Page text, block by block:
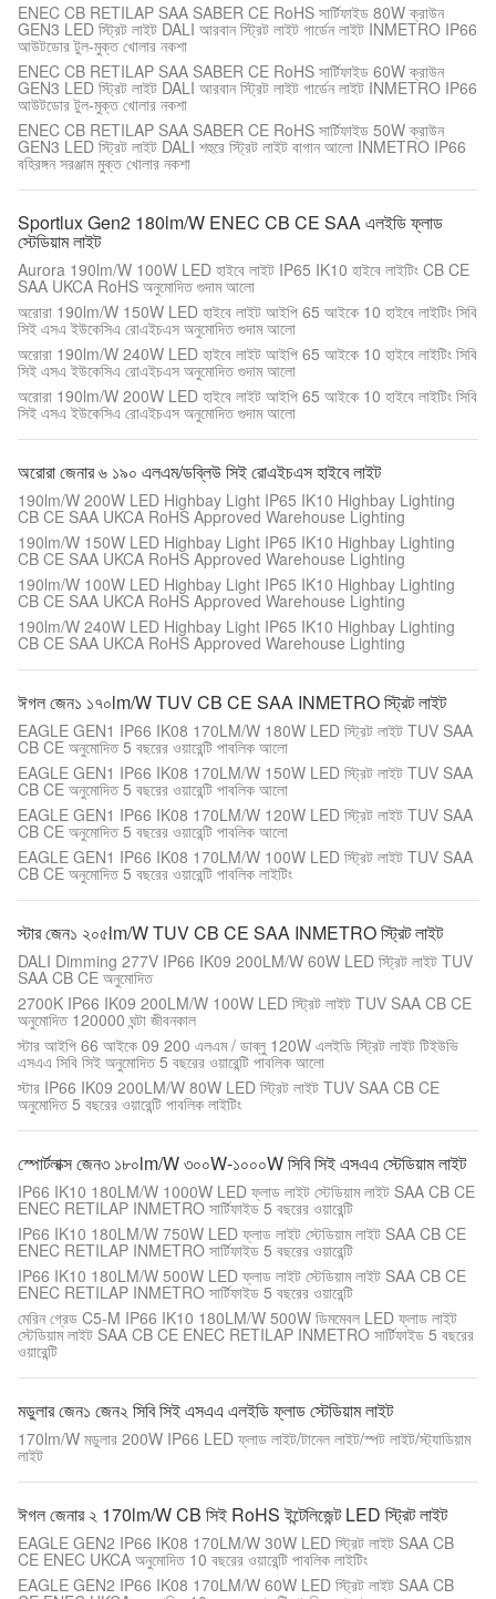
ENEC CB RETILAP SAA SABER CE RoHS সার্টিফাইড 80W ক্রাউন
GEN3 LED স্ট্রিট লাইট DALI আরবান স্ট্রিট লাইট গার্ডেন লাইট INMETRO IP66
আউটডোর টুল-মুক্ত খোলার নকশা
ENEC CB RETILAP SAA SABER CE RoHS সার্টিফাইড 60W ক্রাউন
GEN3 LED স্ট্রিট লাইট DALI আরবান স্ট্রিট লাইট গার্ডেন লাইট INMETRO IP66
আউটডোর টুল-মুক্ত খোলার নকশা
ENEC CB RETILAP SAA SABER CE RoHS সার্টিফাইড 50W ক্রাউন
GEN3 LED স্ট্রিট লাইট DALI শহুরে স্ট্রিট লাইট বাগান আলো INMETRO IP66
বহিরঙ্গন সরঞ্জাম মুক্ত খোলার নকশা
Sportlux Gen2 180lm/W ENEC CB CE SAA এলইডি ফ্লাড
স্টেডিয়াম লাইট
Aurora 190lm/W 100W LED হাইবে লাইট IP65 IK10 হাইবে লাইটিং CB CE
SAA UKCA RoHS অনুমোদিত গুদাম আলো
অরোরা 190lm/W 150W LED হাইবে লাইট আইপি 65 আইকে 10 হাইবে লাইটিং সিবি
সিই এসএ ইউকেসিএ রোএইচএস অনুমোদিত গুদাম আলো
অরোরা 190lm/W 240W LED হাইবে লাইট আইপি 65 আইকে 10 হাইবে লাইটিং সিবি
সিই এসএ ইউকেসিএ রোএইচএস অনুমোদিত গুদাম আলো
অরোরা 190lm/W 200W LED হাইবে লাইট আইপি 65 আইকে 10 হাইবে লাইটিং সিবি
সিই এসএ ইউকেসিএ রোএইচএস অনুমোদিত গুদাম আলো
অরোরা জেনার ৬ ১৯০ এলএম/ডব্লিউ সিই রোএইচএস হাইবে লাইট
190lm/W 200W LED Highbay Light IP65 IK10 Highbay Lighting
CB CE SAA UKCA RoHS Approved Warehouse Lighting
190lm/W 150W LED Highbay Light IP65 IK10 Highbay Lighting
CB CE SAA UKCA RoHS Approved Warehouse Lighting
190lm/W 100W LED Highbay Light IP65 IK10 Highbay Lighting
CB CE SAA UKCA RoHS Approved Warehouse Lighting
190lm/W 240W LED Highbay Light IP65 IK10 Highbay Lighting
CB CE SAA UKCA RoHS Approved Warehouse Lighting
ঈগল জেন১ ১৭০lm/W TUV CB CE SAA INMETRO স্ট্রিট লাইট
EAGLE GEN1 IP66 IK08 170LM/W 180W LED স্ট্রিট লাইট TUV SAA
CB CE অনুমোদিত 5 বছরের ওয়ারেন্টি পাবলিক আলো
EAGLE GEN1 IP66 IK08 170LM/W 150W LED স্ট্রিট লাইট TUV SAA
CB CE অনুমোদিত 5 বছরের ওয়ারেন্টি পাবলিক আলো
EAGLE GEN1 IP66 IK08 170LM/W 120W LED স্ট্রিট লাইট TUV SAA
CB CE অনুমোদিত 5 বছরের ওয়ারেন্টি পাবলিক আলো
EAGLE GEN1 IP66 IK08 170LM/W 100W LED স্ট্রিট লাইট TUV SAA
CB CE অনুমোদিত 5 বছরের ওয়ারেন্টি পাবলিক লাইটিং
স্টার জেন১ ২০৫lm/W TUV CB CE SAA INMETRO স্ট্রিট লাইট
DALI Dimming 277V IP66 IK09 200LM/W 60W LED স্ট্রিট লাইট TUV
SAA CB CE অনুমোদিত
2700K IP66 IK09 200LM/W 100W LED স্ট্রিট লাইট TUV SAA CB CE
অনুমোদিত 120000 ঘন্টা জীবনকাল
স্টার আইপি 66 আইকে 09 200 এলএম / ডাব্লু 120W এলইডি স্ট্রিট লাইট টিইউভি
এসএএ সিবি সিই অনুমোদিত 5 বছরের ওয়ারেন্টি পাবলিক আলো
স্টার IP66 IK09 200LM/W 80W LED স্ট্রিট লাইট TUV SAA CB CE
অনুমোদিত 5 বছরের ওয়ারেন্টি পাবলিক লাইটিং
স্পোর্টলাক্স জেন৩ ১৮০lm/W ৩০০W-১০০০W সিবি সিই এসএএ স্টেডিয়াম লাইট
IP66 IK10 180LM/W 1000W LED ফ্লাড লাইট স্টেডিয়াম লাইট SAA CB CE
ENEC RETILAP INMETRO সার্টিফাইড 5 বছরের ওয়ারেন্টি
IP66 IK10 180LM/W 750W LED ফ্লাড লাইট স্টেডিয়াম লাইট SAA CB CE
ENEC RETILAP INMETRO সার্টিফাইড 5 বছরের ওয়ারেন্টি
IP66 IK10 180LM/W 500W LED ফ্লাড লাইট স্টেডিয়াম লাইট SAA CB CE
ENEC RETILAP INMETRO সার্টিফাইড 5 বছরের ওয়ারেন্টি
মেরিন গ্রেড C5-M IP66 IK10 180LM/W 500W ডিমমেবল LED ফ্লাড লাইট
স্টেডিয়াম লাইট SAA CB CE ENEC RETILAP INMETRO সার্টিফাইড 5 বছরের
ওয়ারেন্টি
মডুলার জেন১ জেন২ সিবি সিই এসএএ এলইডি ফ্লাড স্টেডিয়াম লাইট
170lm/W মডুলার 200W IP66 LED ফ্লাড লাইট/টানেল লাইট/স্পট লাইট/স্ট্যাডিয়াম
লাইট
ঈগল জেনার ২ 170lm/W CB সিই RoHS ইন্টেলিজেন্ট LED স্ট্রিট লাইট
EAGLE GEN2 IP66 IK08 170LM/W 30W LED স্ট্রিট লাইট SAA CB
CE ENEC UKCA অনুমোদিত 10 বছরের ওয়ারেন্টি পাবলিক লাইটিং
EAGLE GEN2 IP66 IK08 170LM/W 60W LED স্ট্রিট লাইট SAA CB